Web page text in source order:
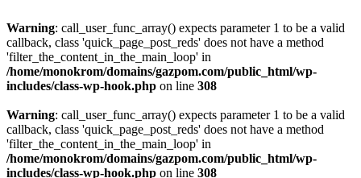
Warning: call_user_func_array() expects parameter 1 to be a valid
callback, class 'quick_page_post_reds' does not have a method
'filter_the_content_in_the_main_loop' in
/home/monokrom/domains/gazpom.com/public_html/wp-
includes/class-wp-hook.php on line 308
Warning: call_user_func_array() expects parameter 1 to be a valid
callback, class 'quick_page_post_reds' does not have a method
'filter_the_content_in_the_main_loop' in
/home/monokrom/domains/gazpom.com/public_html/wp-
includes/class-wp-hook.php on line 308